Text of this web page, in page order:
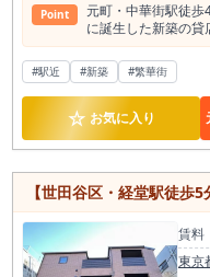
Point
元町・中華街駅徒
に誕生した新築の
すい広さに加え、
店舗利用から事務所
の出店も相談できる
ン、物販店、サー
す。 スケルトン渡
き、ブランドコン
やすい点も魅力で
が徒歩圏にあり、
石川町駅や日本大通
ます。新築ならでは
転におすすめのテナ
#駅近 #新築 #繁華街
☆ お気に入り
賃料
東京